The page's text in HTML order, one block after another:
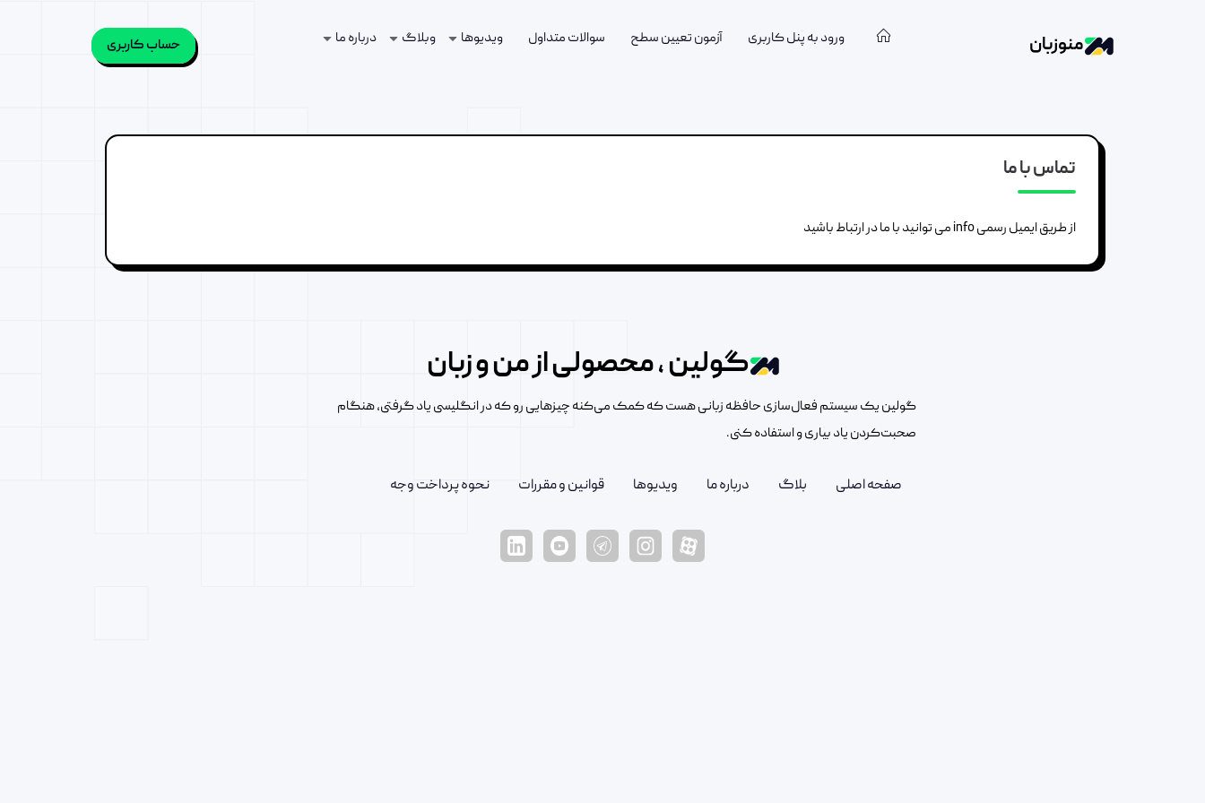
منوزبان ورود به پنل کاربری آزمون تعیین سطح سوالات متداول ویدیوها وبلاگ درباره ما حساب کاربری
تماس با ما
از طریق ایمیل رسمی info می توانید با ما در ارتباط باشید
گولین ، محصولی از من و زبان
گولین یک سیستم فعال‌سازی حافظه زبانی هست که کمک می‌کنه چیزهایی رو که در انگلیسی یاد گرفتی، هنگام
صحبت‌کردن یاد بیاری و استفاده کنی.
صفحه اصلی بلاگ درباره ما ویدیوها قوانین و مقررات نحوه پرداخت وجه